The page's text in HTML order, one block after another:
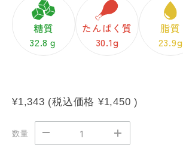
糖質
32.8ｇ
たんぱく質
30.1g
脂質
23.9g
¥1,343 (税込価格 ¥1,450 )
数量